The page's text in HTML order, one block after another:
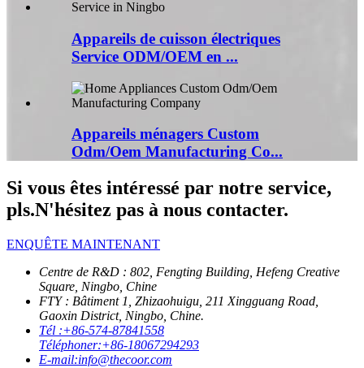
Appareils de cuisson électriques
Service ODM/OEM en ...
Appareils ménagers Custom
Odm/Oem Manufacturing Co...
Si vous êtes intéressé par notre service,
pls.N'hésitez pas à nous contacter.
ENQUÊTE MAINTENANT
Centre de R&D : 802, Fengting Building, Hefeng Creative
Square, Ningbo, Chine
FTY : Bâtiment 1, Zhizaohuigu, 211 Xingguang Road,
Gaoxin District, Ningbo, Chine.
Tél :+86-574-87841558
Téléphoner:+86-18067294293
E-mail:info@thecoor.com